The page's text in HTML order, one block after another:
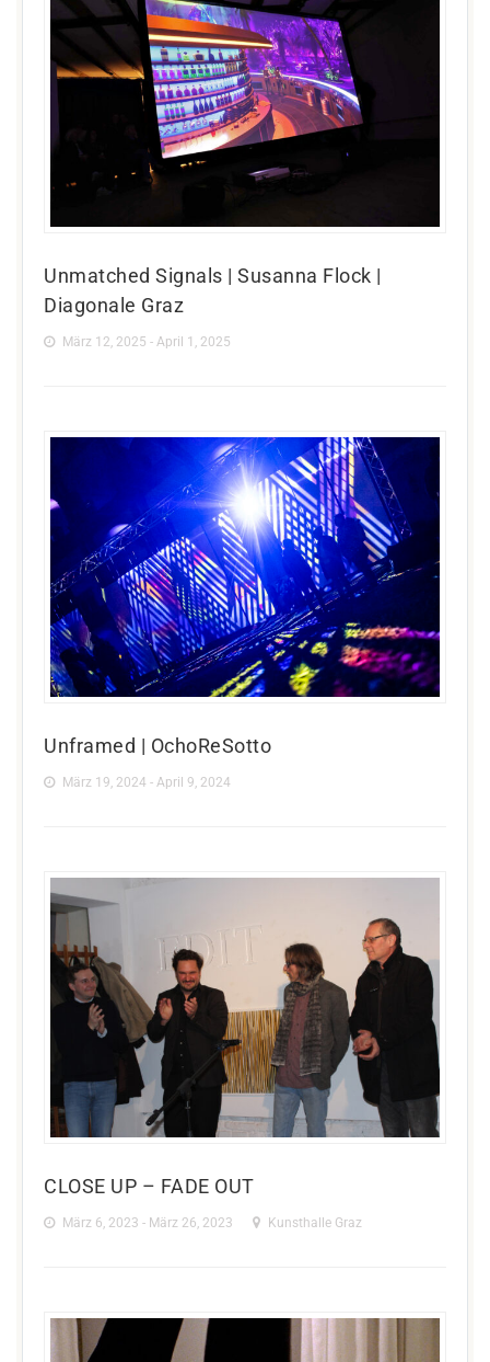
Unmatched Signals | Susanna Flock |
Diagonale Graz
März 12, 2025 - April 1, 2025
Unframed | OchoReSotto
März 19, 2024 - April 9, 2024
CLOSE UP – FADE OUT
März 6, 2023 - März 26, 2023 Kunsthalle Graz